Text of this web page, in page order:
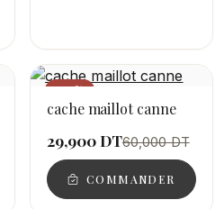
−50%
cache maillot canne
29,900 DT60,000 DT
COMMANDER